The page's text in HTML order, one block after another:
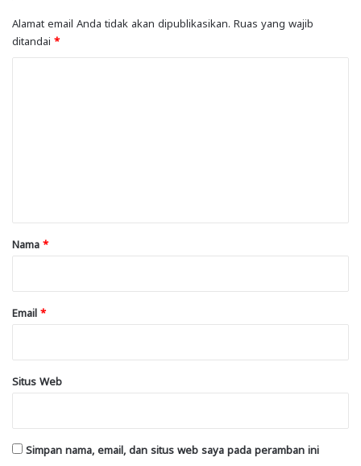
Alamat email Anda tidak akan dipublikasikan. Ruas yang wajib
ditandai *
rNama *
Email *
Situs Web
Simpan nama, email, dan situs web saya pada peramban ini